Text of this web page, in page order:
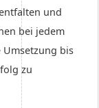
und
bei jedem
bis
zu